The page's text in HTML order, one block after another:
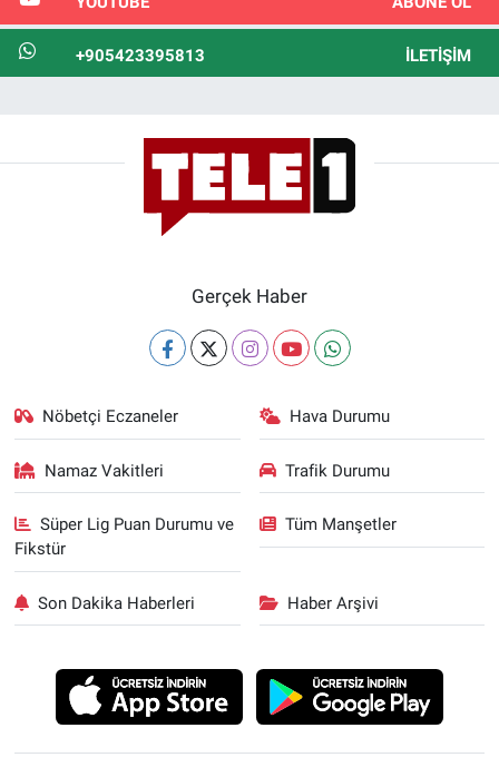
+905423395813 İLETIŞIM
Gerçek Haber
Nöbetçi Eczaneler Hava Durumu
Namaz Vakitleri Trafik Durumu
Süper Lig Puan Durumu ve
Fikstür
Tüm Manşetler
Son Dakika Haberleri Haber Arşivi